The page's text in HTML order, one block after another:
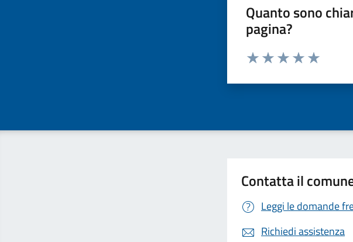
Quanto sono
pagina?
Valuta da 1 a 5 stelle la pagina
Contatta il
Leggi le domande
Richiedi assistenza